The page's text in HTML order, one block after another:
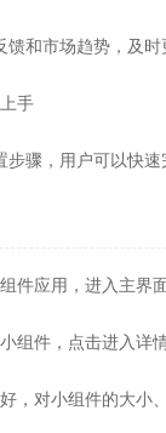
馈和市场趋势，及
手
步骤，用户可以快
件应用，进入主界
组件，点击进入详
，对小组件的大小